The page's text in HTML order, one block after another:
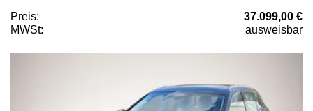
Preis:
37.099,00 €
MWSt:
ausweisbar